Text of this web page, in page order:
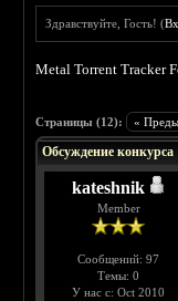
Здравствуйте, Гость! (
Metal Torrent Tracker
Страницы (12): «
Обсуждение
kateshnik
Member
Сообщений: 97
Темы: 0
У нас с: Oct 2010